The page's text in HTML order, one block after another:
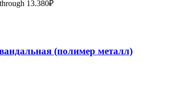
13.380₽
(полимер металл)